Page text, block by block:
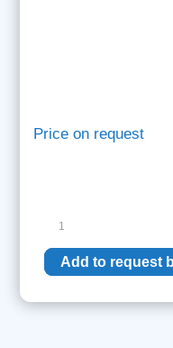
Price on request
Pulse
Power
Amplifier
Add to request